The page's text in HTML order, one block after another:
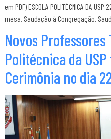
em PDF) ESCOLA POLITÉCNICA DA
mesa. Saudação à Congregação.
Novos
Politécnica da
Cerimônia no dia